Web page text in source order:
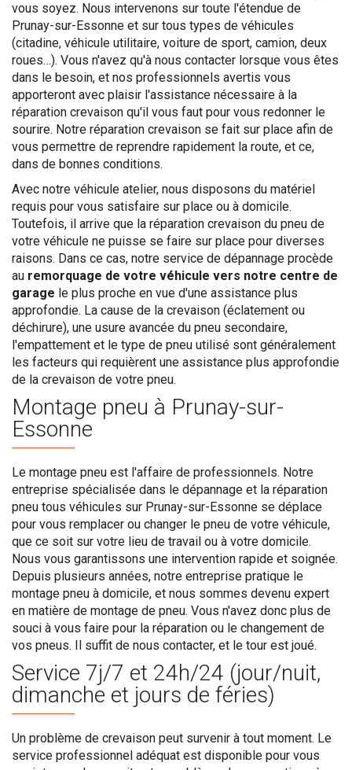
vous soyez. Nous intervenons sur toute l'étendue de
Prunay-sur-Essonne et sur tous types de véhicules
(citadine, véhicule utilitaire, voiture de sport, camion, deux
roues…). Vous n'avez qu'à nous contacter lorsque vous êtes
dans le besoin, et nos professionnels avertis vous
apporteront avec plaisir l'assistance nécessaire à la
réparation crevaison qu'il vous faut pour vous redonner le
sourire. Notre réparation crevaison se fait sur place afin de
vous permettre de reprendre rapidement la route, et ce,
dans de bonnes conditions.
Avec notre véhicule atelier, nous disposons du matériel
requis pour vous satisfaire sur place ou à domicile.
Toutefois, il arrive que la réparation crevaison du pneu de
votre véhicule ne puisse se faire sur place pour diverses
raisons. Dans ce cas, notre service de dépannage procède
au remorquage de votre véhicule vers notre centre de
garage le plus proche en vue d'une assistance plus
approfondie. La cause de la crevaison (éclatement ou
déchirure), une usure avancée du pneu secondaire,
l'empattement et le type de pneu utilisé sont généralement
les facteurs qui requièrent une assistance plus approfondie
de la crevaison de votre pneu.
Montage pneu à Prunay-sur-
Essonne
Le montage pneu est l'affaire de professionnels. Notre
entreprise spécialisée dans le dépannage et la réparation
pneu tous véhicules sur Prunay-sur-Essonne se déplace
pour vous remplacer ou changer le pneu de votre véhicule,
que ce soit sur votre lieu de travail ou à votre domicile.
Nous vous garantissons une intervention rapide et soignée.
Depuis plusieurs années, notre entreprise pratique le
montage pneu à domicile, et nous sommes devenu expert
en matière de montage de pneu. Vous n'avez donc plus de
souci à vous faire pour la réparation ou le changement de
vos pneus. Il suffit de nous contacter, et le tour est joué.
Service 7j/7 et 24h/24 (jour/nuit,
dimanche et jours de féries)
Un problème de crevaison peut survenir à tout moment. Le
service professionnel adéquat est disponible pour vous